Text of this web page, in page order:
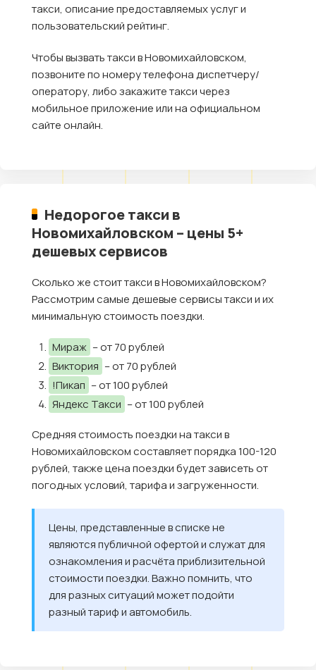
такси, описание предоставляемых услуг и
пользовательский рейтинг.
Чтобы вызвать такси в Новомихайловском,
позвоните по номеру телефона диспетчеру/
оператору, либо закажите такси через
мобильное приложение или на официальном
сайте онлайн.
Недорогое такси в
Новомихайловском – цены 5+
дешевых сервисов
Сколько же стоит такси в Новомихайловском?
Рассмотрим самые дешевые сервисы такси и их
минимальную стоимость поездки.
Мираж – от 70 рублей
Виктория – от 70 рублей
!Пикап – от 100 рублей
Яндекс Такси – от 100 рублей
Средняя стоимость поездки на такси в
Новомихайловском составляет порядка 100-120
рублей, также цена поездки будет зависеть от
погодных условий, тарифа и загруженности.
Цены, представленные в списке не
являются публичной офертой и служат для
ознакомления и расчёта приблизительной
стоимости поездки. Важно помнить, что
для разных ситуаций может подойти
разный тариф и автомобиль.